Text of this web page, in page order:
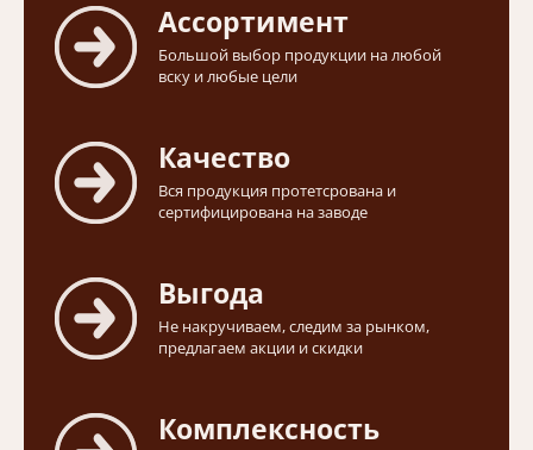
Ассортимент
Большой выбор продукции на любой
вску и любые цели
Качество
Вся продукция протетсрована и
сертифицирована на заводе
Выгода
Не накручиваем, следим за рынком,
предлагаем акции и скидки
Комплексность